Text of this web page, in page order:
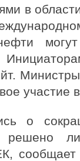
в
участие
о
решено
сообщает